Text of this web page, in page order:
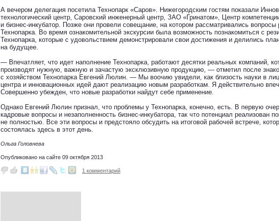
А вечером делегация посетила Технопарк «Саров». Нижегородским гостям показали
технологический центр, Саровский инженерный центр, ЗАО «Гринатом», Центр
и бизнес-инкубатор. Позже они провели совещание, на котором рассматривались вопросы
Технопарка. Во время ознакомительной экскурсии была возможность познакомиться с
Технопарка, которые с удовольствием демонстрировали свои достижения и делились
на будущее.
— Впечатляет, что идет наполнение Технопарка, работают десятки реальных компаний,
производят нужную, важную и зачастую эксклюзивную продукцию, — отметил после
с хозяйством Технопарка Евгений Люлин. — Мы воочию увидели, как близость науки в
центра и инновационных идей дают реализацию новым разработкам. Я действительно
Совершенно убежден, что новые разработки найдут себе применение.
Однако Евгений Люлин признал, что проблемы у Технопарка, конечно, есть. В первую
кадровые вопросы и незаполненность бизнес-инкубатора, так что потенциал реализован
не полностью. Все эти вопросы и предстояло обсудить на итоговой рабочей встрече,
состоялась здесь в этот день.
Ольга Головнева
Опубликовано на сайте 09 октября 2013
1 комментарий